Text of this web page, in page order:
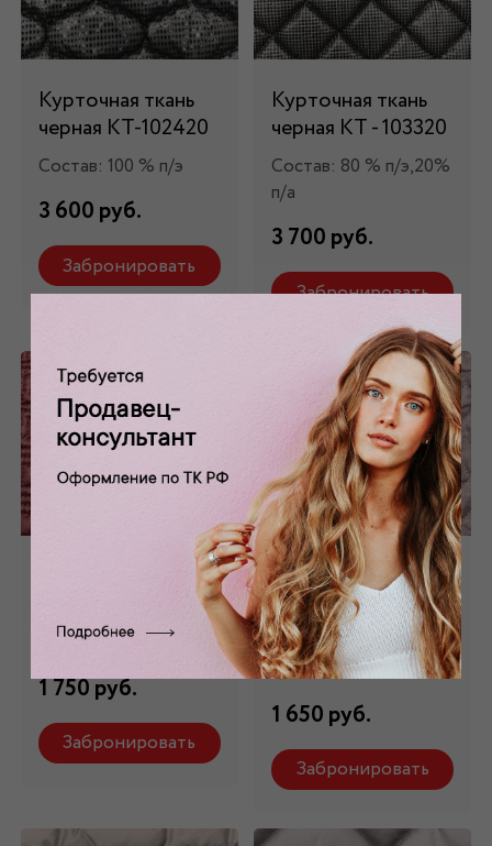
Курточная ткань
черная КТ-102420
Состав: 100 % п/э
3 600 руб.
Забронировать
Курточная ткань
черная КТ - 103320
Состав: 80 % п/э,20%
п/а
3 700 руб.
Забронировать
бордовая КТ - 003
Состав: 100 % п/э
1 750 руб.
Забронировать
Курточная ткань
розовая КТ - 011/3
Состав: 80% п/э, 20%
п/а
1 650 руб.
Забронировать